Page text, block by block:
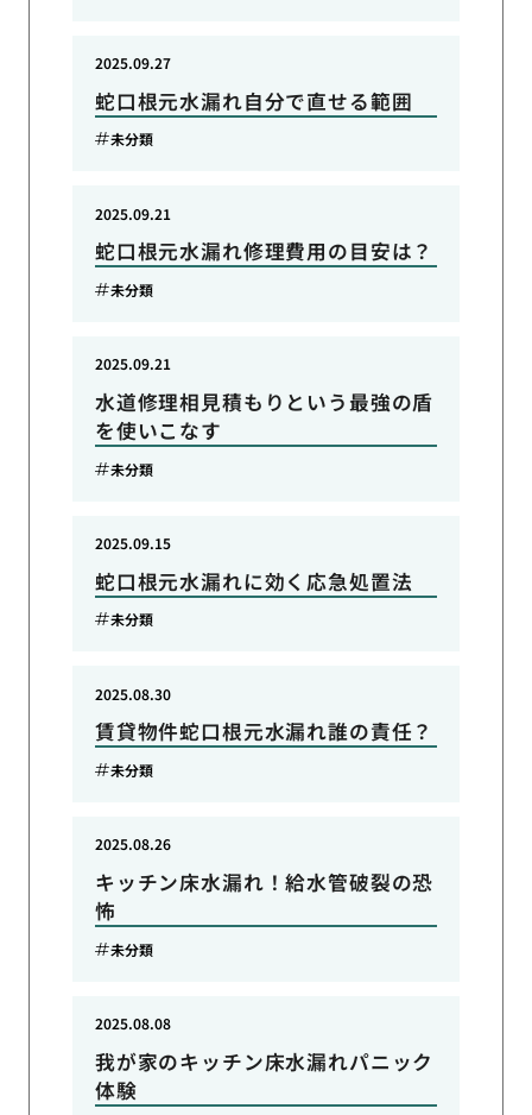
蛇口根元水漏れ自分で直せる範囲
2025.09.27
未分類
蛇口根元水漏れ修理費用の目安は？
2025.09.21
未分類
水道修理相見積もりという最強の盾
を使いこなす
2025.09.21
未分類
蛇口根元水漏れに効く応急処置法
2025.09.15
未分類
賃貸物件蛇口根元水漏れ誰の責任？
2025.08.30
未分類
キッチン床水漏れ！給水管破裂の恐
怖
2025.08.26
未分類
我が家のキッチン床水漏れパニック
体験
2025.08.08